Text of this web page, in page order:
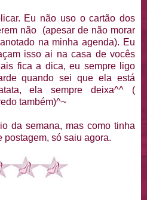
Eu não uso o cartão dos
não (apesar de não morar
na minha agenda). Eu
isso ai na casa de vocês
fica a dica, eu sempre ligo
quando sei que ela está
ela sempre deixa^^ (
também)^~
da semana, mas como tinha
postagem, só saiu agora.